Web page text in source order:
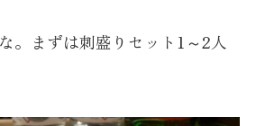
。まずは刺盛りセット1～2人